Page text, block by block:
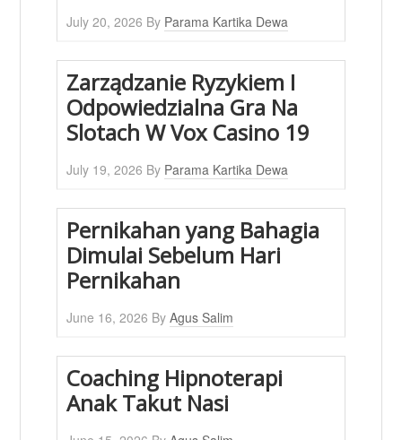
July 20, 2026 By Parama Kartika Dewa
Zarządzanie Ryzykiem I
Odpowiedzialna Gra Na
Slotach W Vox Casino 19
July 19, 2026 By Parama Kartika Dewa
Pernikahan yang Bahagia
Dimulai Sebelum Hari
Pernikahan
June 16, 2026 ByAgus Salim
Coaching Hipnoterapi
Anak Takut Nasi